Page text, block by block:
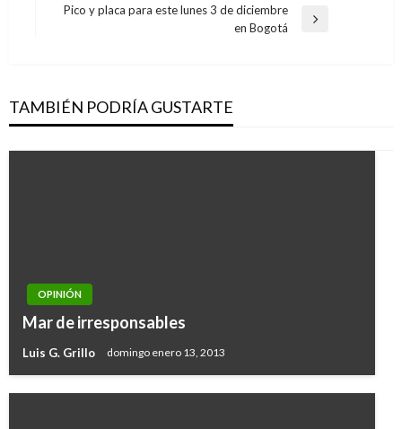
anteriorPico y placa para este lunes 3 de diciembre
en Bogotá
TAMBIÉN PODRÍA GUSTARTE
OPINIÓN
Mar de irresponsables
Luis G. Grillo domingo enero 13, 2013